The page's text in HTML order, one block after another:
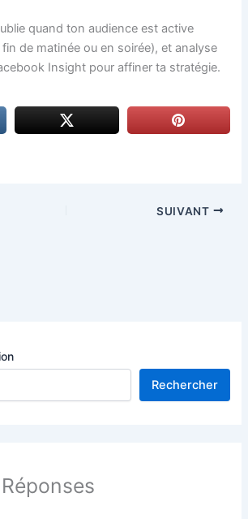
Rechercher
quand ton audience est active
de matinée ou en soirée), et analyse
Insight pour affiner ta stratégie.
SUIVANT